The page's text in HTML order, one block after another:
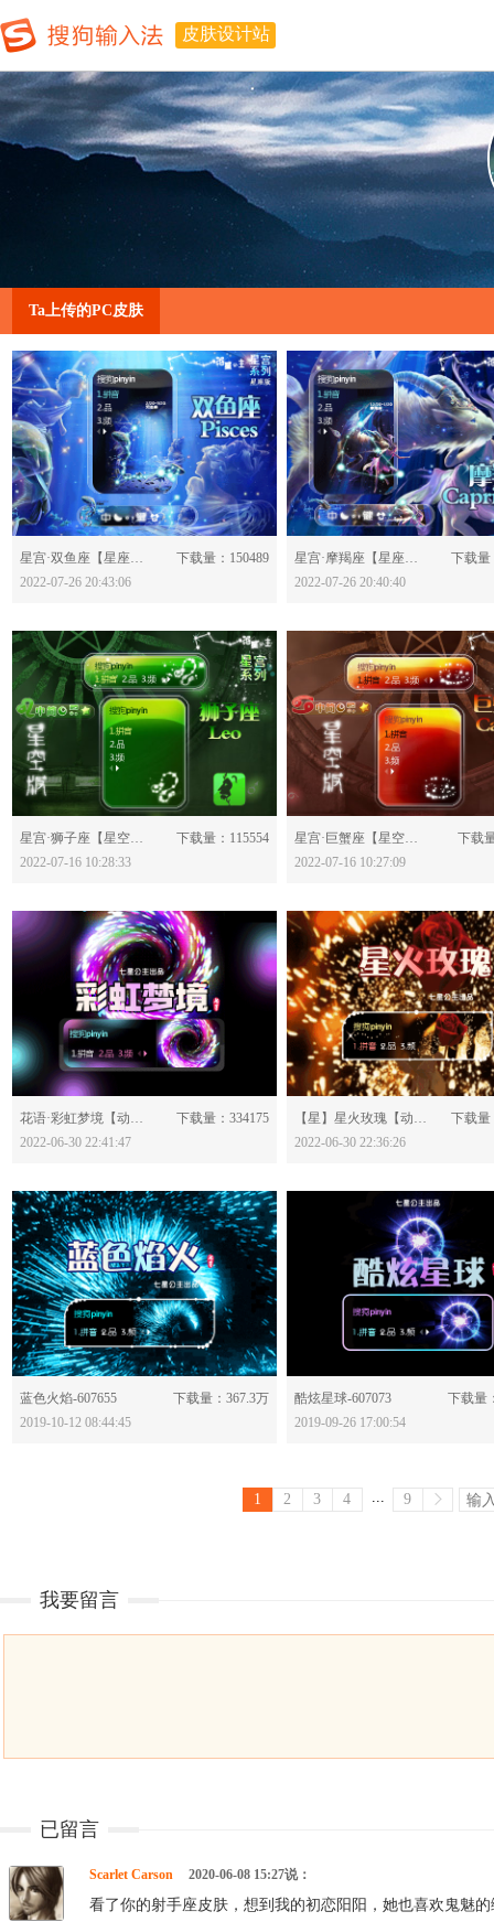
皮肤设计站
Ta上传的PC皮肤
分享：
星宫·双鱼座【星座版】-628602
下载量：150489
2022-07-26 20:43:06
分享：
星宫·摩羯座【星座版】-628598
下载量
2022-07-26 20:40:40
分享：
星宫·狮子座【星空版】-628435
下载量：115554
2022-07-16 10:28:33
分享：
星宫·巨蟹座【星空版】-628433
下载
2022-07-16 10:27:09
分享：
花语·彩虹梦境【动态】-628122
下载量：334175
2022-06-30 22:41:47
分享：
【星】星火玫瑰【动态】-628120
下载量
2022-06-30 22:36:26
分享：
蓝色火焰-607655
下载量：367.3万
2019-10-12 08:44:45
分享：
酷炫星球-607073
下载量
2019-09-26 17:00:54
1 2 3 4 ... 9
我要留言
已留言
Scarlet Carson 2020-06-08 15:27说：
看了你的射手座皮肤，想到我的初恋阳阳，她也喜欢鬼魅